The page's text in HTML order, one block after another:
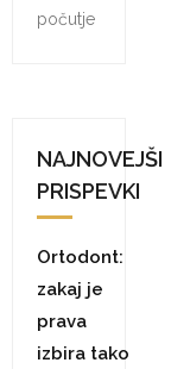
počutje
NAJNOVEJŠI
PRISPEVKI
Ortodont:
zakaj je
prava
izbira tako